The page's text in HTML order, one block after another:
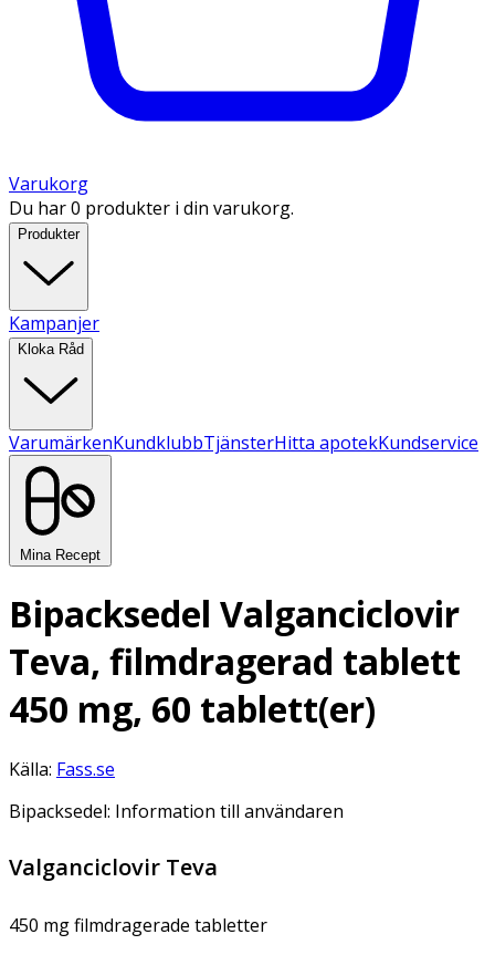
Varukorg
Du har 0 produkter i din varukorg.
Produkter
Kampanjer
Kloka Råd
VarumärkenKundklubbTjänsterHitta apotekKundservice
Mina Recept
Bipacksedel Valganciclovir
Teva, filmdragerad tablett
450 mg, 60 tablett(er)
Källa: Fass.se
Bipacksedel: Information till användaren
Valganciclovir Teva
450 mg filmdragerade tabletter